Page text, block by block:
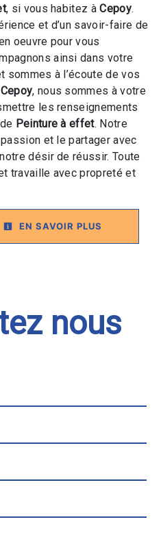
, si vous habitez àCepoy.
et d’un savoir-faire de
oeuvre pour vous
ainsi dans votre
sommes à l’écoute de vos
Cepoy, nous sommes à votre
les renseignements
Peinture à effet. Notre
et le partager avec
désir de réussir. Toute
travaille avec propreté et
EN SAVOIR PLUS
nous